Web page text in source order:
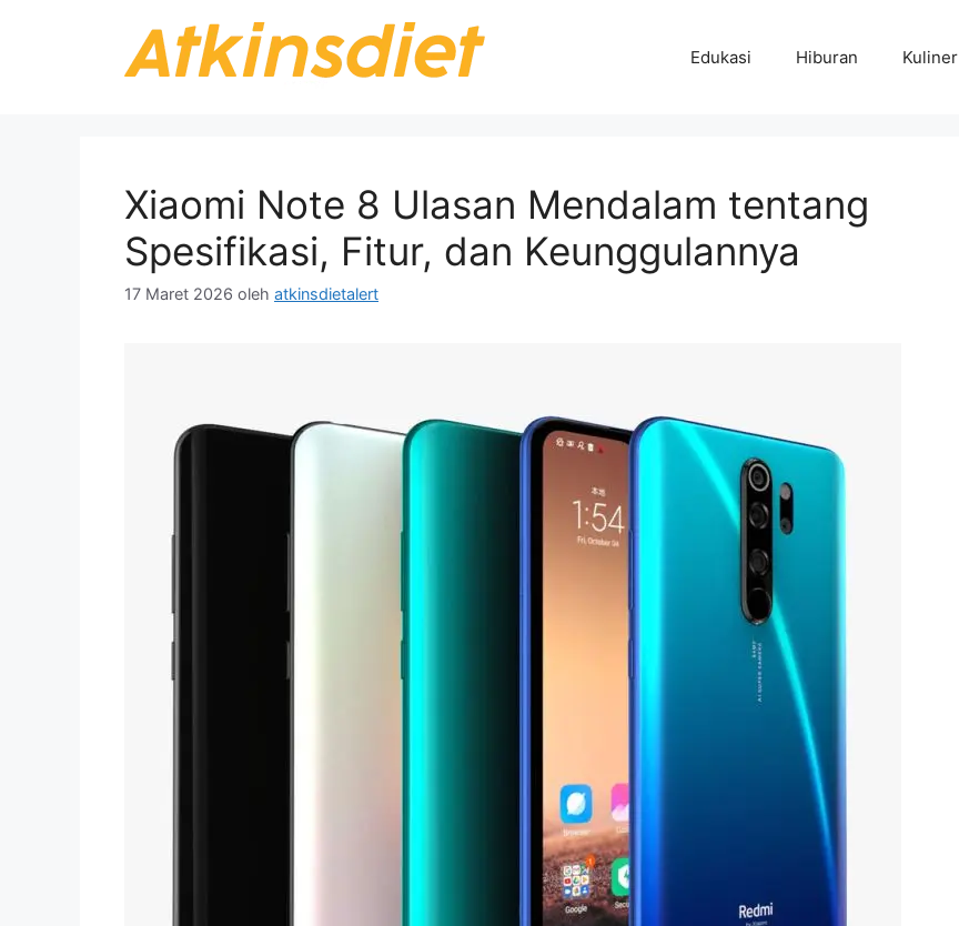
Edukasi Hiburan Kuliner
Xiaomi Note 8 Ulasan Mendalam tentang
Spesifikasi, Fitur, dan Keunggulannya
17 Maret 2026 oleh atkinsdietalert